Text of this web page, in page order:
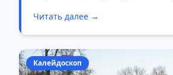
Читать далее →
Калейдоскоп